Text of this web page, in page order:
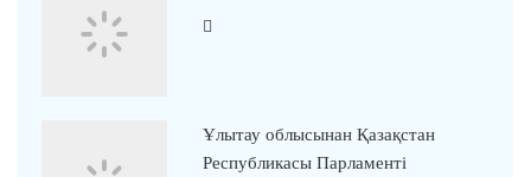
Ұлытау облысынан Қазақстан
Республикасы Парламенті